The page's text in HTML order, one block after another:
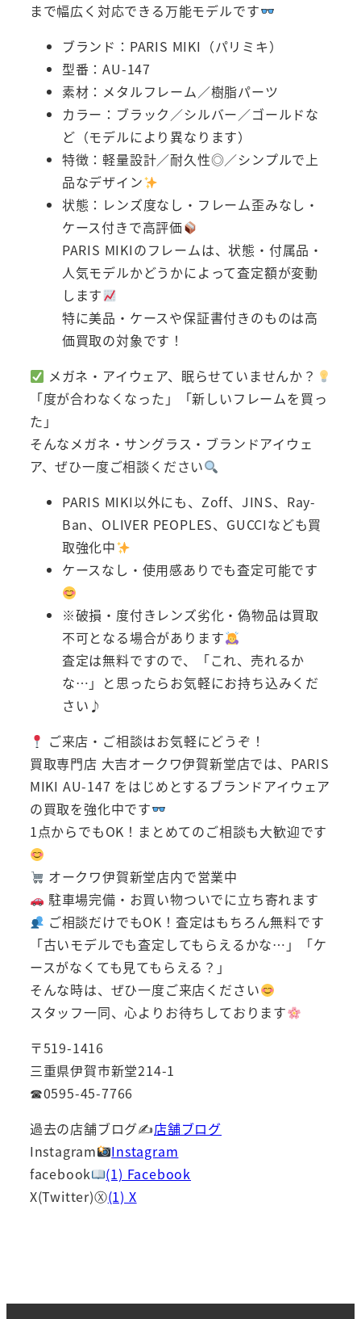
まで幅広く対応できる万能モデルです
ブランド：PARIS MIKI（パリミキ）
型番：AU-147
素材：メタルフレーム／樹脂パーツ
カラー：ブラック／シルバー／ゴールドな
ど（モデルにより異なります）
特徴：軽量設計／耐久性◎／シンプルで上
品なデザイン
状態：レンズ度なし・フレーム歪みなし・
ケース付きで高評価
PARIS MIKIのフレームは、状態・付属品・
人気モデルかどうかによって査定額が変動
します
特に美品・ケースや保証書付きのものは高
価買取の対象です！
メガネ・アイウェア、眠らせていませんか？
「度が合わなくなった」「新しいフレームを買っ
た」
そんなメガネ・サングラス・ブランドアイウェ
ア、ぜひ一度ご相談ください
PARIS MIKI以外にも、Zoff、JINS、Ray-
Ban、OLIVER PEOPLES、GUCCIなども買
取強化中
ケースなし・使用感ありでも査定可能です
※破損・度付きレンズ劣化・偽物品は買取
不可となる場合があります
査定は無料ですので、「これ、売れるか
な…」と思ったらお気軽にお持ち込みくだ
さい♪
ご来店・ご相談はお気軽にどうぞ！
買取専門店 大吉オークワ伊賀新堂店では、PARIS
MIKI AU-147 をはじめとするブランドアイウェア
の買取を強化中です
1点からでもOK！まとめてのご相談も大歓迎です
オークワ伊賀新堂店内で営業中
駐車場完備・お買い物ついでに立ち寄れます
ご相談だけでもOK！査定はもちろん無料です
「古いモデルでも査定してもらえるかな…」「ケ
ースがなくても見てもらえる？」
そんな時は、ぜひ一度ご来店ください
スタッフ一同、心よりお待ちしております
〒519-1416
三重県伊賀市新堂214-1
☎0595-45-7766
過去の店舗ブログ✍店舗ブログ
Instagram
Instagram
facebook
(1) Facebook
X(Twitter)Ⓧ(1) X